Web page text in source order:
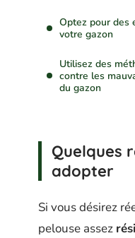
Optez pour des
votre gazon
Utilisez des
contre les
du gazon
Quelques
adopter
Si vous désirez
pelouse assez